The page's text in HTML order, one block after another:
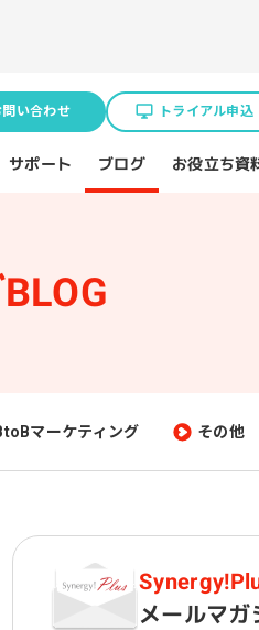
問い合わせ トライアル申込
ン
教育機関・教育サ
サポート ブログ お役立ち資
マーケティング その他
メールマガ